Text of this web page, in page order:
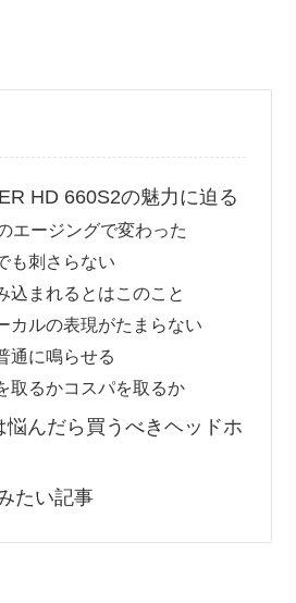
HD 660S2の魅力に迫る
エージングで変わった
も刺さらない
込まれるとはこのこと
カルの表現がたまらない
通に鳴らせる
取るかコスパを取るか
悩んだら買うべきヘッドホ
たい記事